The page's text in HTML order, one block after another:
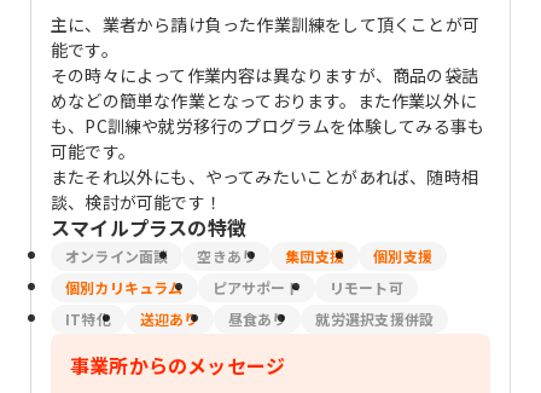
主に、業者から請け負った作業訓練をして頂くことが可
能です。
その時々によって作業内容は異なりますが、商品の袋詰
めなどの簡単な作業となっております。また作業以外に
も、PC訓練や就労移行のプログラムを体験してみる事も
可能です。
またそれ以外にも、やってみたいことがあれば、随時相
談、検討が可能です！
スマイルプラスの特徴
オンライン面談 空きあり 集団支援
個別支援
個別カリキュラム
ピアサポート
リモート可
IT特化
送迎あり 昼食あり 就労選択支援併設
事業所からのメッセージ